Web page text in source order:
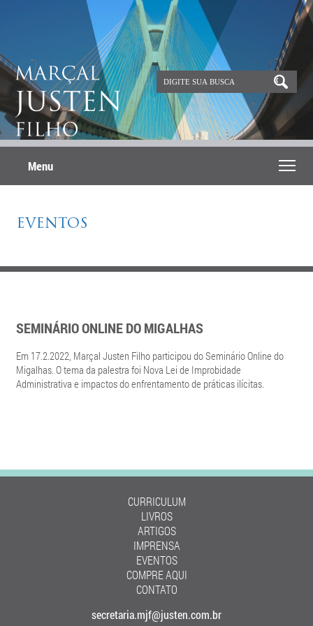
Menu
EVENTOS
SEMINÁRIO ONLINE DO MIGALHAS
Em 17.2.2022, Marçal Justen Filho participou do Seminário Online do
Migalhas. O tema da palestra foi Nova Lei de Improbidade
Administrativa e impactos do enfrentamento de práticas ilícitas.
CURRICULUM
LIVROS
ARTIGOS
IMPRENSA
EVENTOS
COMPRE AQUI
CONTATO
secretaria.mjf@justen.com.br